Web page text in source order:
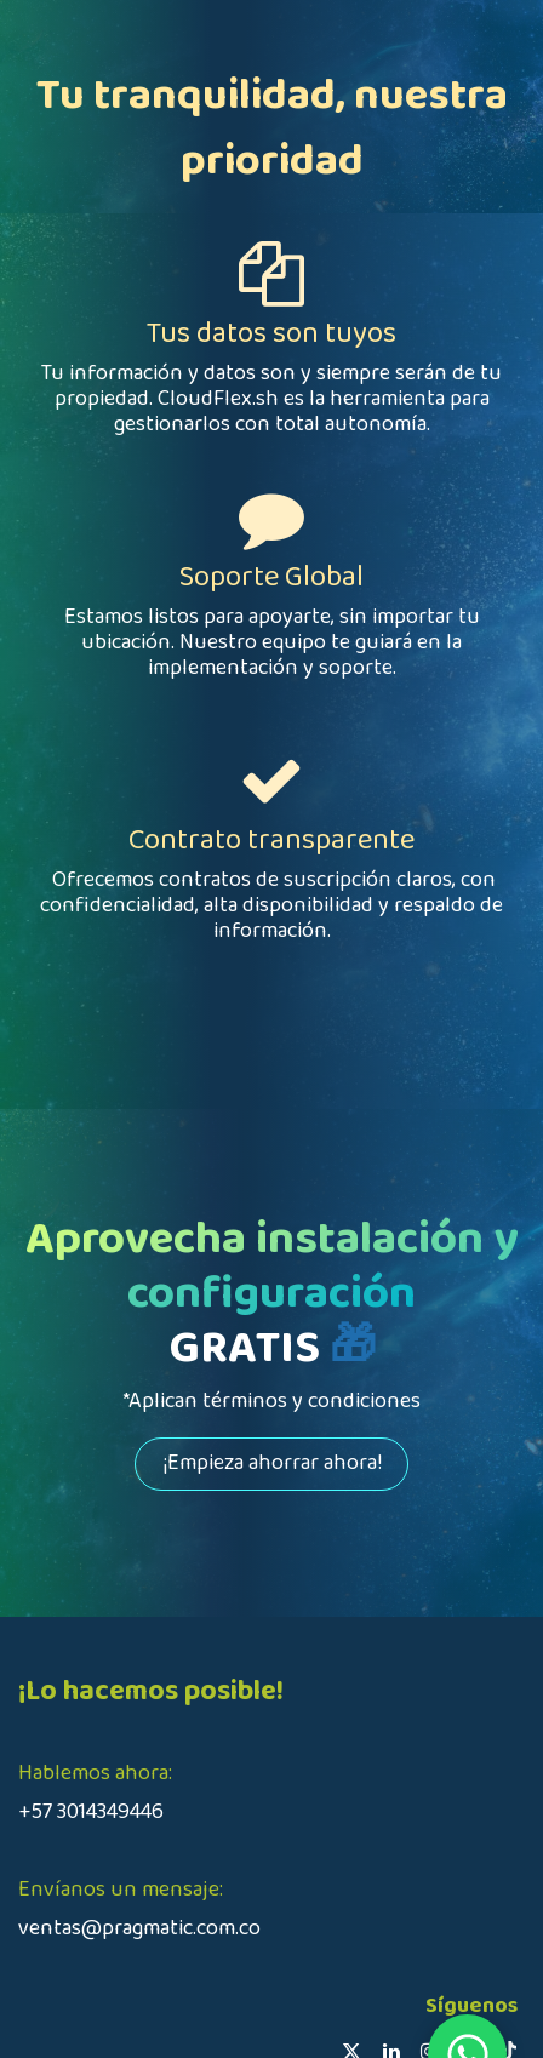
Tu tranquilidad, nuestra
prioridad
Tus datos son tuyos
​Tu información y datos son y siempre serán de tu
propiedad. CloudFlex.sh es la herramienta para
gestionarlos con total autonomía.
Soporte Global
Estamos listos para apoyarte, sin importar tu
ubicación. Nuestro equipo te guiará en la
implementación y soporte.
Contrato transparente
Ofrecemos contratos de suscripción claros, con
confidencialidad, alta disponibilidad y respaldo de
información.
Aprovecha instalación y
configuración
GRATIS🎁
*Aplican términos y condiciones
¡Empieza ahorrar ahora!
¡Lo hacemos posible!
Hablemos ahora:
+57 3014349446
Envíanos un mensaje:
ventas@pragmatic.com.co
Síguenos